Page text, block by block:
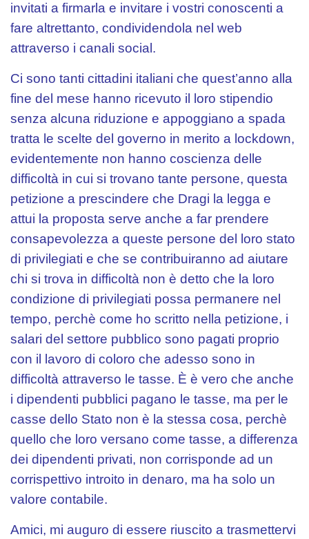
invitati a firmarla e invitare i vostri conoscenti a
fare altrettanto, condividendola nel web
attraverso i canali social.
Ci sono tanti cittadini italiani che quest’anno alla
fine del mese hanno ricevuto il loro stipendio
senza alcuna riduzione e appoggiano a spada
tratta le scelte del governo in merito a lockdown,
evidentemente non hanno coscienza delle
difficoltà in cui si trovano tante persone, questa
petizione a prescindere che Dragi la legga e
attui la proposta serve anche a far prendere
consapevolezza a queste persone del loro stato
di privilegiati e che se contribuiranno ad aiutare
chi si trova in difficoltà non è detto che la loro
condizione di privilegiati possa permanere nel
tempo, perchè come ho scritto nella petizione, i
salari del settore pubblico sono pagati proprio
con il lavoro di coloro che adesso sono in
difficoltà attraverso le tasse. È è vero che anche
i dipendenti pubblici pagano le tasse, ma per le
casse dello Stato non è la stessa cosa, perchè
quello che loro versano come tasse, a differenza
dei dipendenti privati, non corrisponde ad un
corrispettivo introito in denaro, ma ha solo un
valore contabile.
Amici, mi auguro di essere riuscito a trasmettervi